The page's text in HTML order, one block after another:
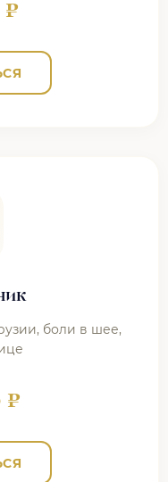
боли в шее,
₽